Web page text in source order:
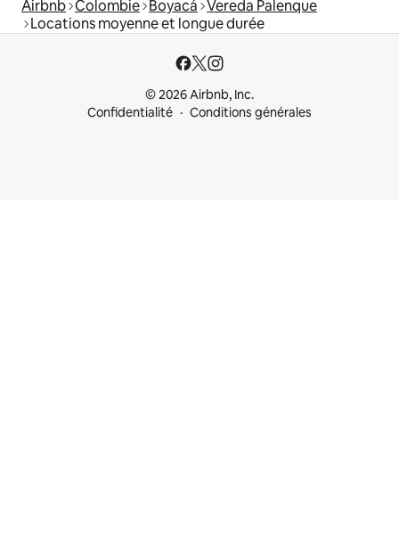
Airbnb Colombie Boyacá Vereda Palenque
Locations moyenne et longue durée
© 2026 Airbnb, Inc.
Confidentialité
Conditions générales